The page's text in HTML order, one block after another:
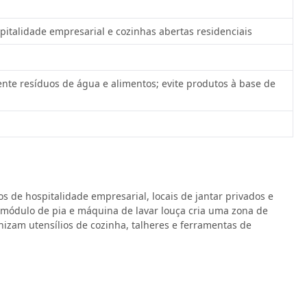
empresarial e cozinhas abertas residenciais
resíduos de água e alimentos; evite produtos à base de
de hospitalidade empresarial, locais de jantar privados e
de pia e máquina de lavar louça cria uma zona de
utensílios de cozinha, talheres e ferramentas de